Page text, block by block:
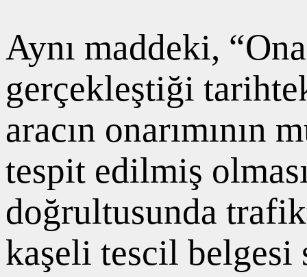
Aynı maddeki,
gerçekleştiği
aracın
tespit edilmiş
doğrultusunda
kaşeli tescil belgesi